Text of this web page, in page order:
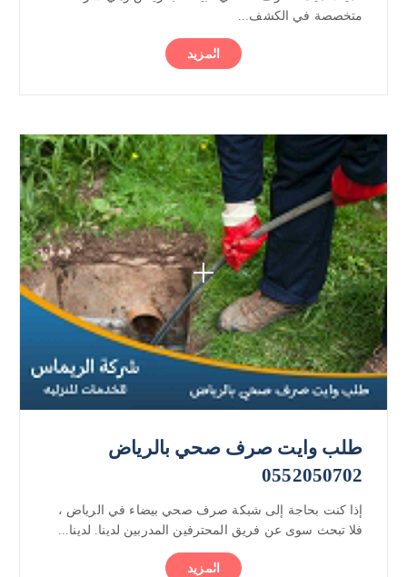
متخصصة في الكشف...
المزيد
طلب وايت صرف صحي بالرياض
0552050702
إذا كنت بحاجة إلى شبكة صرف صحي بيضاء في الرياض ،
فلا تبحث سوى عن فريق المحترفين المدربين لدينا. لدينا...
المزيد